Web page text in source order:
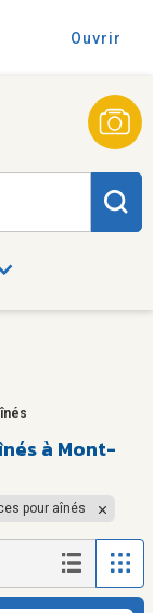
Ouvrir
à Mont-
pour aînés